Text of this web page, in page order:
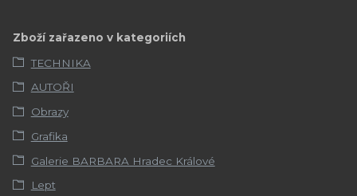
Zboží zařazeno v kategoriích
TECHNIKA
AUTOŘI
Obrazy
Grafika
Galerie BARBARA Hradec Králové
Lept